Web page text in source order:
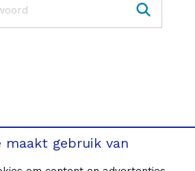
maakt gebruik van